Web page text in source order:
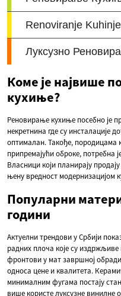
Коме је највише
кухиње?
Реновирање кухиње посебно је
некретнина где су инсталације
оптималан. Такође, породицама
припремајући оброке, потребна
Власници који планирају
њену вредност модернизацијом
Популарни
години
Актуелни трендови у Србији
радних плоча које су
фронтови у мат завршној
односа цене и квалитета.
минималним фугама постају
више користе луксузне винилне